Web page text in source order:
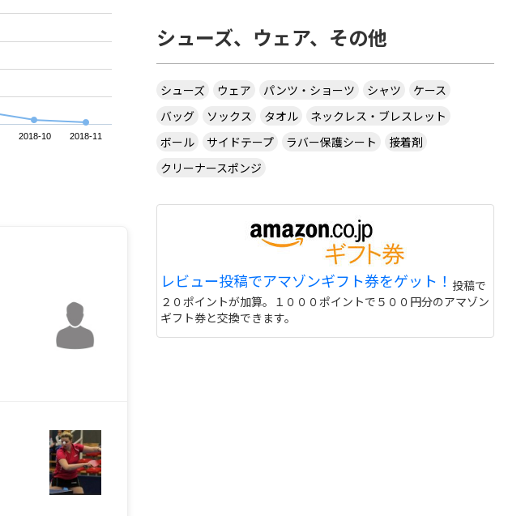
2018-10 2018-11
シューズ、ウェア、その他
シューズ ウェア パンツ・ショーツ シャツ
ケース
バッグ
ソックス タオル
ネックレス・ブレスレット
ボール
サイドテープ ラバー保護シート
接着剤
クリーナースポンジ
レビュー投稿でアマゾンギフト券をゲット！ 投稿で
２０ポイントが加算。１０００ポイントで５００円分のアマゾン
ギフト券と交換できます。